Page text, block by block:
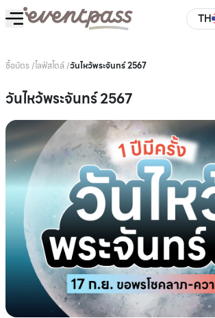
TH
ซื้อบัตร /ไลฟ์สไตล์/วันไหว้พระจันทร์ 2567
วันไหว้พระจันทร์ 2567